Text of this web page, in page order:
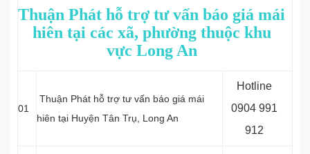
Thuận Phát hỗ trợ tư vấn báo giá mái
hiên tại các xã, phường thuộc khu
vực Long An
01
Thuận Phát hỗ trợ tư vấn báo giá mái
hiên tại Huyện Tân Trụ , Long An
Hotline
0904 991
912